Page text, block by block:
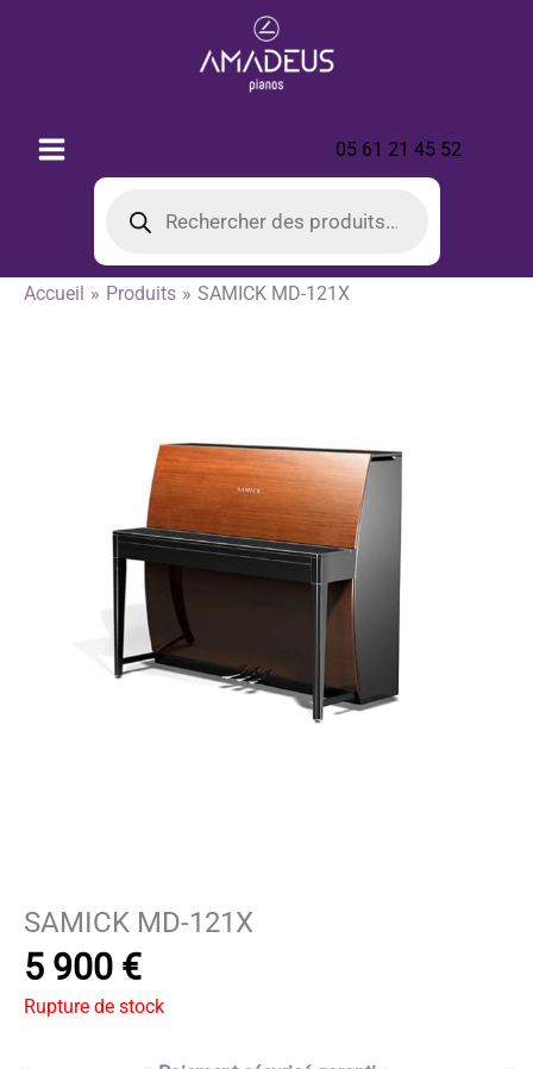
05 61 21 45 52
produits
Accueil Produits SAMICK MD-121X
SAMICK MD-121X
5 900 €
Rupture de stock